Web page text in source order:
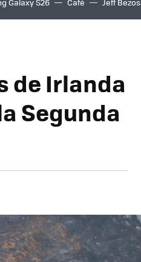
de Irlanda
Segunda